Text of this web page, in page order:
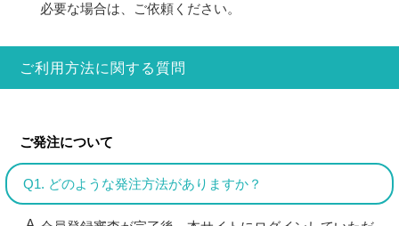
必要な場合は、ご依頼ください。
ご利用方法に関する質問
ご発注について
Q1. どのような発注方法がありますか？